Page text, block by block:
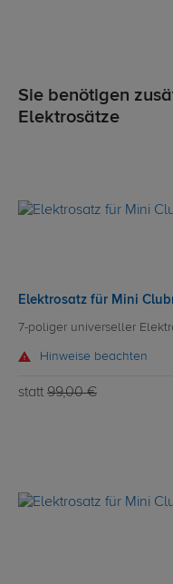
Sie benötigen
Elektrosätze
Elektrosatz für Mini
7-poliger universeller
Hinweise beachten
statt 99,00 €